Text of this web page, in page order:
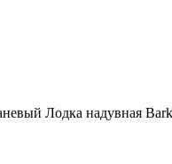
Лодка надувная